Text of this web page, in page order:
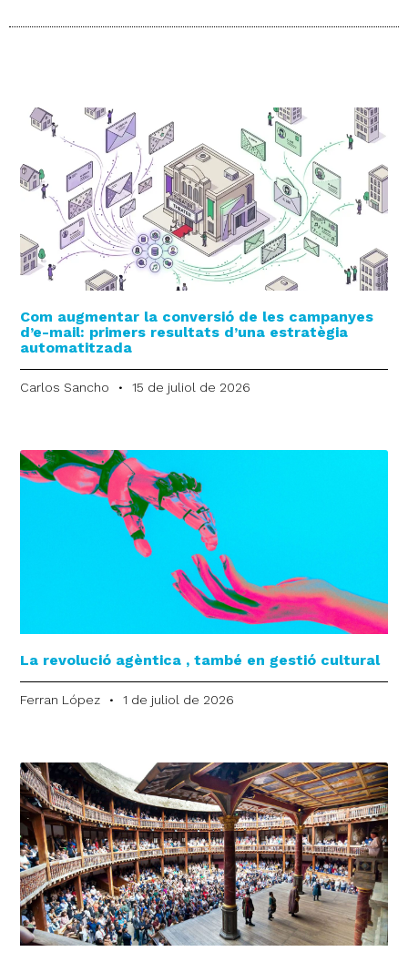
Com augmentar la conversió de les campanyes
d’e-mail: primers resultats d’una estratègia
automatitzada
Carlos Sancho 15 de juliol de 2026
La revolució agèntica , també en gestió cultural
Ferran López 1 de juliol de 2026